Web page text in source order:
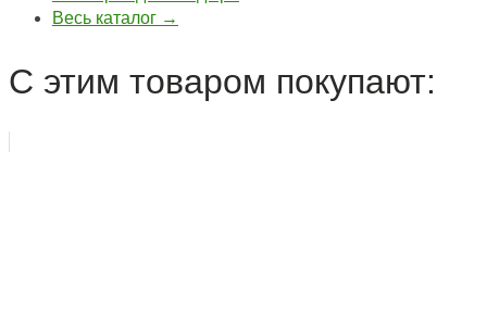
Весь каталог →
С этим товаром покупают: